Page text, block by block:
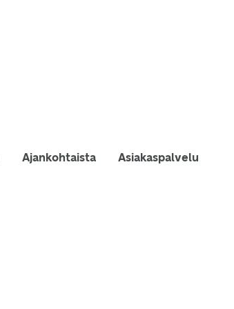
Ajankohtaista Asiakaspalvelu